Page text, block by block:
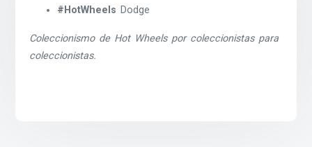
#HotWheels Dodge
Coleccionismo de Hot Wheels por coleccionistas para
coleccionistas.